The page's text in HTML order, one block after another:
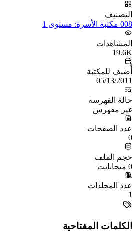
التصنيف
008 مكتبة الأسرة: مستوى 1
المشاهدات
19.6K
أُضيف للمكتبة
05/13/2011
حالة الفهرسة
غير مفهرس
عدد الصفحات
0
حجم الملف
0 ميجابايت
عدد المجلدات
1
الكلمات المفتاحية